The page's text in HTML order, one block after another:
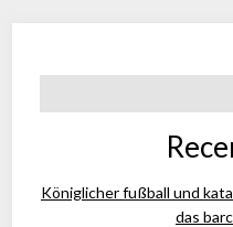
Königlicher fußball und
das